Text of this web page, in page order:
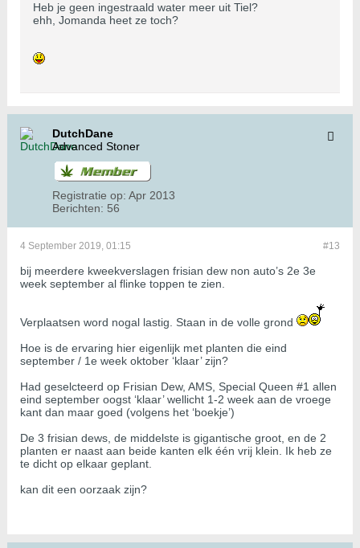
Heb je geen ingestraald water meer uit Tiel?
ehh, Jomanda heet ze toch?
DutchDane
Advanced Stoner
Registratie op: Apr 2013
Berichten: 56
#13
4 September 2019, 01:15
bij meerdere kweekverslagen frisian dew non auto’s 2e 3e
week september al flinke toppen te zien.
Verplaatsen word nogal lastig. Staan in de volle grond
Hoe is de ervaring hier eigenlijk met planten die eind
september / 1e week oktober ‘klaar’ zijn?
Had geselcteerd op Frisian Dew, AMS, Special Queen #1 allen
eind september oogst ‘klaar’ wellicht 1-2 week aan de vroege
kant dan maar goed (volgens het ‘boekje’)
De 3 frisian dews, de middelste is gigantische groot, en de 2
planten er naast aan beide kanten elk één vrij klein. Ik heb ze
te dicht op elkaar geplant.
kan dit een oorzaak zijn?